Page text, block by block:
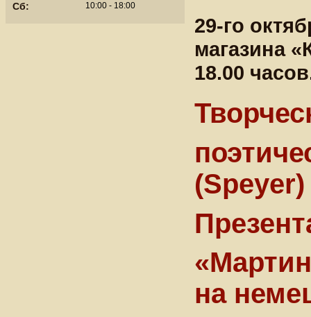
Сб: 10:00 - 18:00
29-го
магазина
18.00
(Speyer)
на